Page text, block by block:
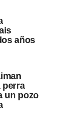
años
perra
un pozo